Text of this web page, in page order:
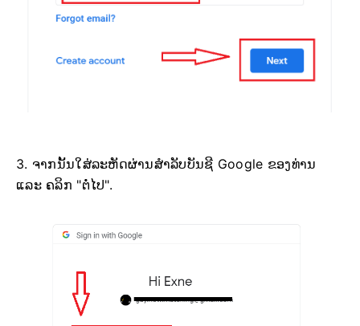
3. ຈາກນັ້ນໃສ່ລະຫັດຜ່ານສຳລັບບັນຊີ Google ຂອງທ່ານ
ແລະ ຄລິກ "ຕໍ່ໄປ".